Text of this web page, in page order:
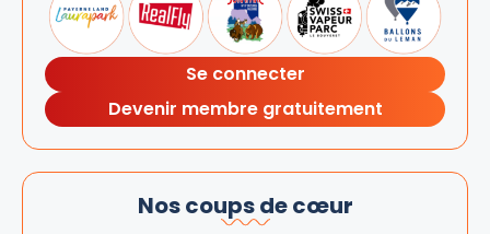
Se connecter
Devenir membre gratuitement
Nos coups de cœur